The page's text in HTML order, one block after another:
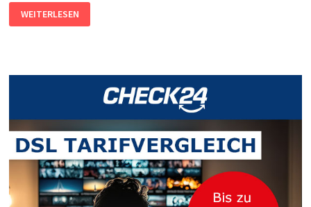
BILD
IN
BELIEBIGER
S
WEITERLESEN